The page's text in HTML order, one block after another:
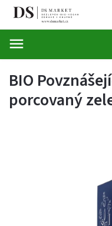
BIO
porcovaný